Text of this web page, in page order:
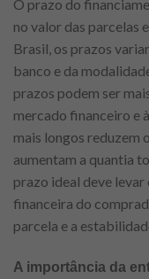
O prazo do
no valor das parcelas
Brasil, os prazos
banco e da
prazos podem ser
mercado financeiro e
mais longos reduzem
aumentam a quantia
prazo ideal deve
financeira do
parcela e a
A importância da